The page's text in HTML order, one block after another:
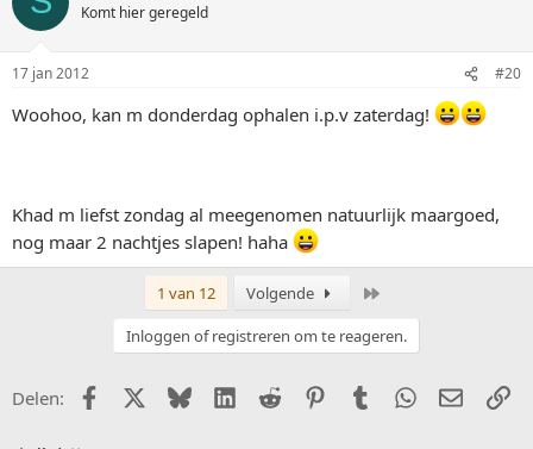
Komt hier geregeld
17 jan 2012 #20
Woohoo, kan m donderdag ophalen i.p.v zaterdag!
Khad m liefst zondag al meegenomen natuurlijk maargoed,
nog maar 2 nachtjes slapen! haha
1 van 12 Volgende
Inloggen of registreren om te reageren.
Delen: FacebookX (Twitter)
BlueskyLinkedIn
Reddit PinterestTumblr WhatsApp
E-mail